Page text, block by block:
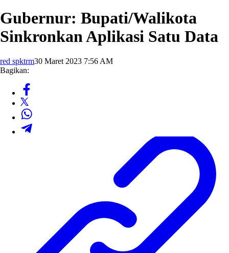
Gubernur: Bupati/Walikota
Sinkronkan Aplikasi Satu Data
red spktrm30 Maret 2023 7:56 AM
Bagikan: